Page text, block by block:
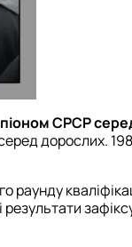
СРСР
дорослих.
раунду